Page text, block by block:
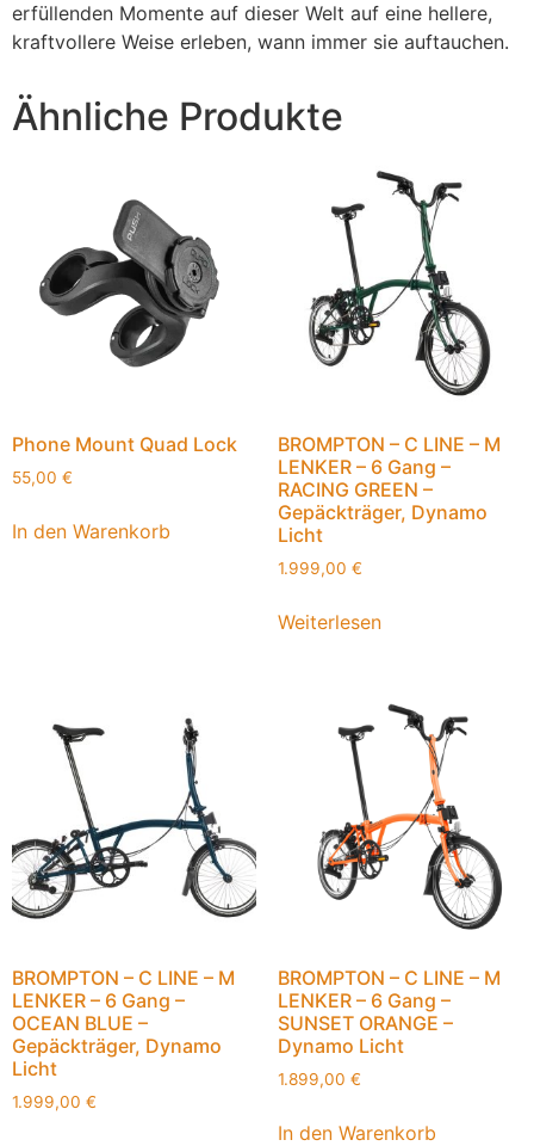
erfüllenden Momente auf dieser Welt auf eine hellere,
kraftvollere Weise erleben, wann immer sie auftauchen.
Ähnliche Produkte
Phone Mount Quad Lock
55,00 €
In den Warenkorb
BROMPTON – C LINE – M
LENKER – 6 Gang –
RACING GREEN –
Gepäckträger, Dynamo
Licht
1.999,00 €
Weiterlesen
BROMPTON – C LINE – M
LENKER – 6 Gang –
OCEAN BLUE –
Gepäckträger, Dynamo
Licht
1.999,00 €
BROMPTON – C LINE – M
LENKER – 6 Gang –
SUNSET ORANGE –
Dynamo Licht
1.899,00 €
In den Warenkorb